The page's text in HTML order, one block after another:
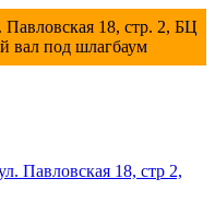
18, стр. 2, БЦ
вал под шлагбаум
Павловская 18, стр 2,